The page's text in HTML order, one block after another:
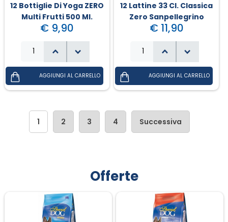
12 Bottiglie Di Yoga ZERO
Multi Frutti 500 Ml.
€ 9,90
12 Lattine 33 Cl. Classica
Zero Sanpellegrino
€ 11,90
1 2 3 4 Successiva
Offerte